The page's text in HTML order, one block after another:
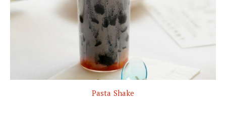
Pasta Shake